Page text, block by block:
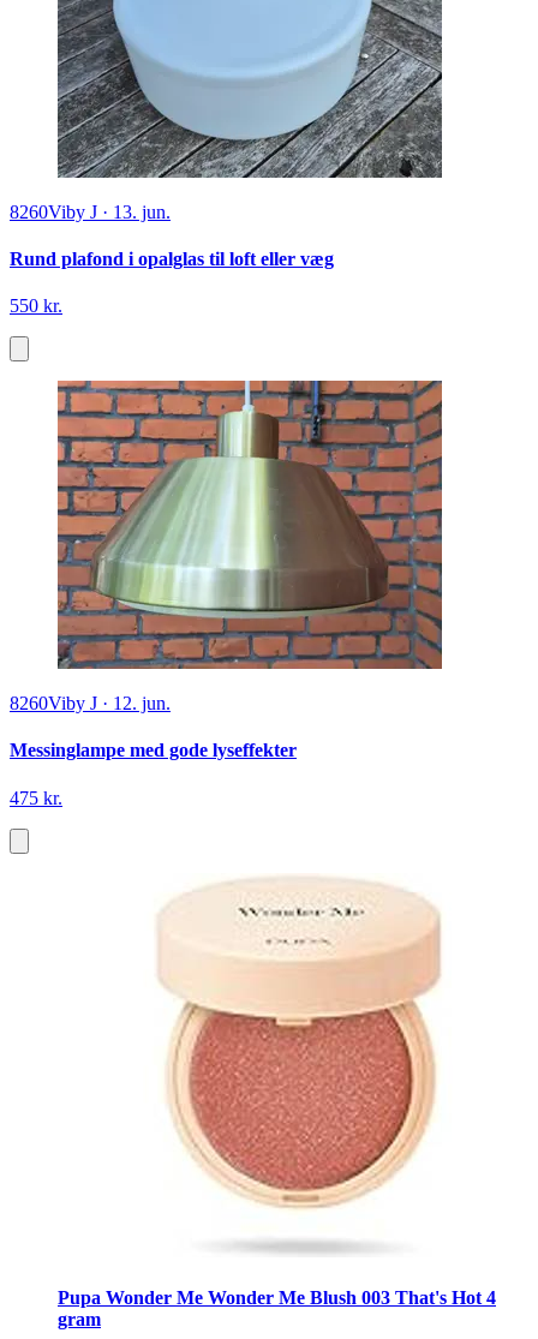
8260Viby J · 13. jun.
Rund plafond i opalglas til loft eller væg
550 kr.
8260Viby J · 12. jun.
Messinglampe med gode lyseffekter
475 kr.
Pupa Wonder Me Wonder Me Blush 003 That's Hot 4
gram